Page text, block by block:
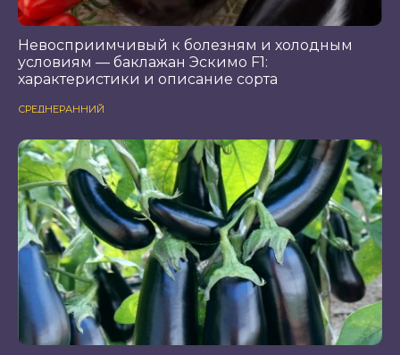
Невосприимчивый к болезням и холодным
условиям — баклажан Эскимо F1:
характеристики и описание сорта
СРЕДНЕРАННИЙ